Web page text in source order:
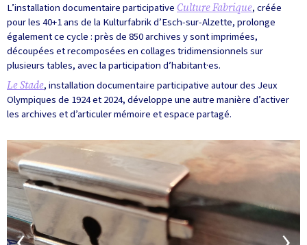
L’installation documentaire participative Culture Fabrique, créée
pour les 40+1 ans de la Kulturfabrik d’Esch-sur-Alzette, prolonge
également ce cycle : près de 850 archives y sont imprimées,
découpées et recomposées en collages tridimensionnels sur
plusieurs tables, avec la participation d’habitant·es.
Le Stade, installation documentaire participative autour des Jeux
Olympiques de 1924 et 2024, développe une autre manière d’activer
les archives et d’articuler mémoire et espace partagé.